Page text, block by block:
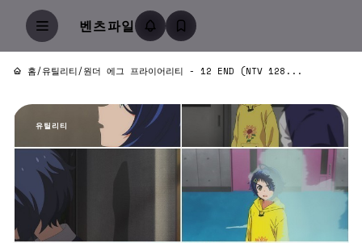
벤츠파일
홈/유틸리티/원더 에그 프라이어리티 - 12 END (NTV 128...
유틸리티